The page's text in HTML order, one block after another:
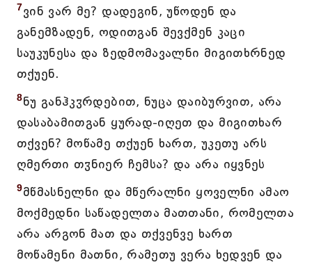
7ვინ ვარ მე? დადეგინ, უწოდენ და
განემზადენ, ოდითგან შევქმენ კაცი
საუკუნესა და ზედმომავალნი მიგითხრნედ
თქუენ.
8ნუ განჰკჳრდებით, ნუცა დაიბურვით, არა
დასაბამითგან ყურად-იღეთ და მიგითხარ
თქვენ? მოწამე თქუენ ხართ, უკეთუ არს
ღმერთი თჳნიერ ჩემსა? და არა იყვნეს
9მწმასნელნი და მწერალნი ყოველნი ამაო
მოქმედნი საწადელთა მათთანი, რომელთა
არა არგონ მათ და თქვენვე ხართ
მოწამენი მათნი, რამეთუ ვერა ხედვენ და